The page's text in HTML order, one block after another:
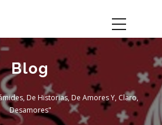
Blog
De Historias, De Amores Y, Claro,
Desamores"